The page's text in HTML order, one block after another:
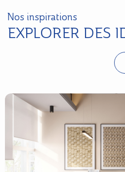
Nos inspirations
EXPLORER DES